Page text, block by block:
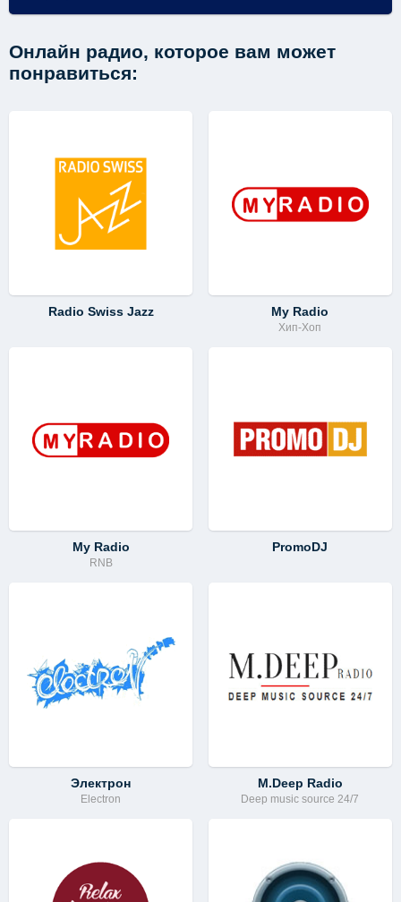
Онлайн радио, которое вам может
понравиться:
Radio Swiss Jazz My Radio
Хип-Хоп
My Radio
RNB
PromoDJ
Электрон
Electron
M.Deep Radio
Deep music source 24/7